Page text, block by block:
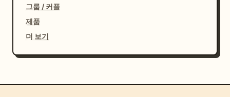
그룹 / 커플
제품
더 보기